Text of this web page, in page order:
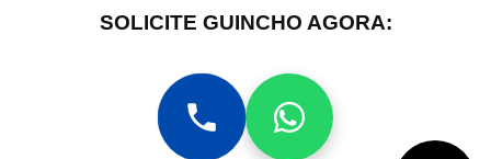
SOLICITE GUINCHO AGORA: